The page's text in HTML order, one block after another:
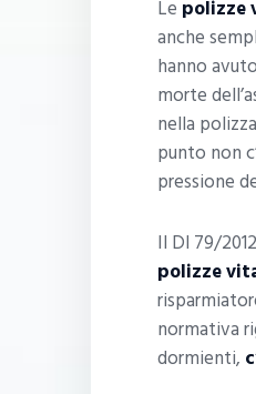
Le polizze
anche
hanno
morte
nella
punto non
pressione
Il Dl 79/
polizze
normativa
dormienti,